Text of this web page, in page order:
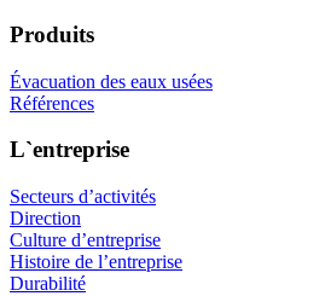
Produits
Évacuation des eaux usées
Références
L`entreprise
Secteurs d’activités
Direction
Culture d’entreprise
Histoire de l’entreprise
Durabilité